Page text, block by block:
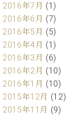
2016年7月 (1)
2016年6月 (7)
2016年5月 (5)
2016年4月 (1)
2016年3月 (6)
2016年2月 (10)
2016年1月 (10)
2015年12月 (12)
2015年11月 (9)